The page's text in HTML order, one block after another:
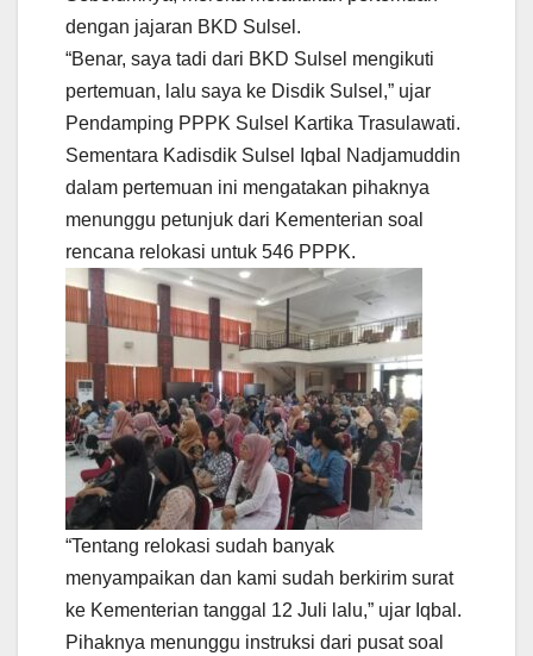
dengan jajaran BKD Sulsel.
“Benar, saya tadi dari BKD Sulsel mengikuti
pertemuan, lalu saya ke Disdik Sulsel,” ujar
Pendamping PPPK Sulsel Kartika Trasulawati.
Sementara Kadisdik Sulsel Iqbal Nadjamuddin
dalam pertemuan ini mengatakan pihaknya
menunggu petunjuk dari Kementerian soal
rencana relokasi untuk 546 PPPK.
“Tentang relokasi sudah banyak
menyampaikan dan kami sudah berkirim surat
ke Kementerian tanggal 12 Juli lalu,” ujar Iqbal.
Pihaknya menunggu instruksi dari pusat soal